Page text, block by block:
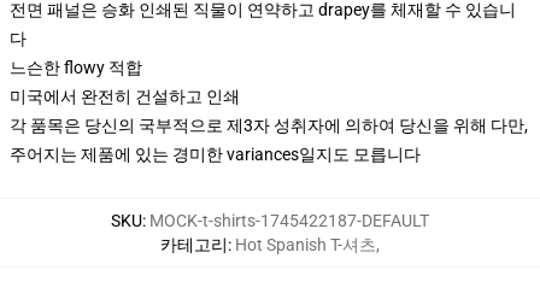
전면 패널은 승화 인쇄된 직물이 연약하고 drapey를 체재할 수 있습니
다
느슨한 flowy 적합
미국에서 완전히 건설하고 인쇄
각 품목은 당신의 국부적으로 제3자 성취자에 의하여 당신을 위해 다만,
주어지는 제품에 있는 경미한 variances일지도 모릅니다
SKU: MOCK-t-shirts-1745422187-DEFAULT
카테고리: Hot Spanish T-셔츠,